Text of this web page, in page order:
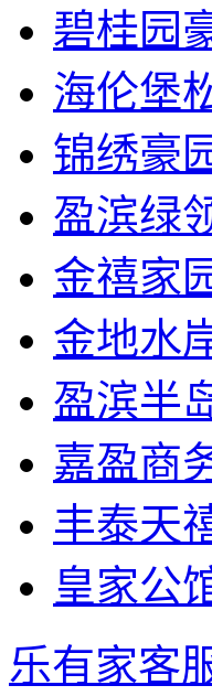
碧桂园
海伦堡
锦绣豪
盈滨绿
金禧家
金地水
盈滨半
嘉盈商
丰泰天
皇家公
乐有家客